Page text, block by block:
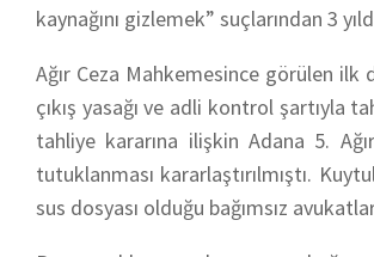
kaynağını gizlemek” suçlarından 3
Ağır Ceza Mahkemesince görülen ilk
çıkış yasağı ve adli kontrol şartıyla
tahliye kararına ilişkin Adana 5.
tutuklanması kararlaştırılmıştı.
sus dosyası olduğu bağımsız